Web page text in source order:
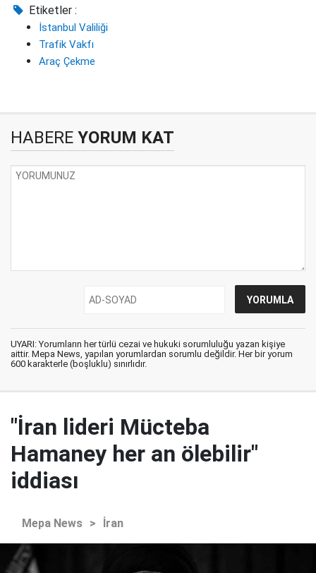
Etiketler :
İstanbul Valiliği
Trafik Vakfı
Araç Çekme
HABERE YORUM KAT
UYARI: Yorumların her türlü cezai ve hukuki sorumluluğu yazan kişiye
aittir. Mepa News, yapılan yorumlardan sorumlu değildir. Her bir yorum
600 karakterle (boşluklu) sınırlıdır.
"İran lideri Mücteba
Hamaney her an ölebilir"
iddiası
Mepa News > İran